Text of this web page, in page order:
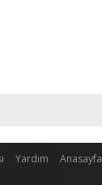
Yardım Anasayfa